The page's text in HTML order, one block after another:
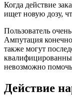
Когда действие
ищет новую дозу,
Пользователь
Ампутация
также могут
невозможно
Действие